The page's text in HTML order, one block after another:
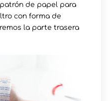
de papel para
con forma de
la parte trasera